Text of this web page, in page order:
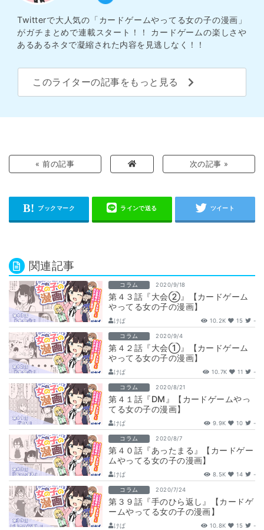
Twitterで大人気の「カードゲームやってる女の子の漫画」
がガチまとめで連載スタート！！ カードゲームの楽しさや
あるあるネタで凝縮された内容を見逃しなく！！
このライターの記事をもっと見る
« 前の記事 次の記事 »
関連記事
コラム 2020/9/18
第４３話『大会②』【カードゲーム
やってる女の子の漫画】
けぱ 10.2K 15 -
コラム 2020/9/4
第４２話『大会①』【カードゲーム
やってる女の子の漫画】
けぱ 10.7K 11 -
コラム 2020/8/21
第４１話『DM』【カードゲームやっ
てる女の子の漫画】
けぱ 9.9K 10 -
コラム 2020/8/7
第４０話『あったまる』【カードゲー
ムやってる女の子の漫画】
けぱ 8.5K 14 -
コラム 2020/7/24
第３９話『手のひら返し』【カードゲ
ームやってる女の子の漫画】
けぱ 10.8K 15 -